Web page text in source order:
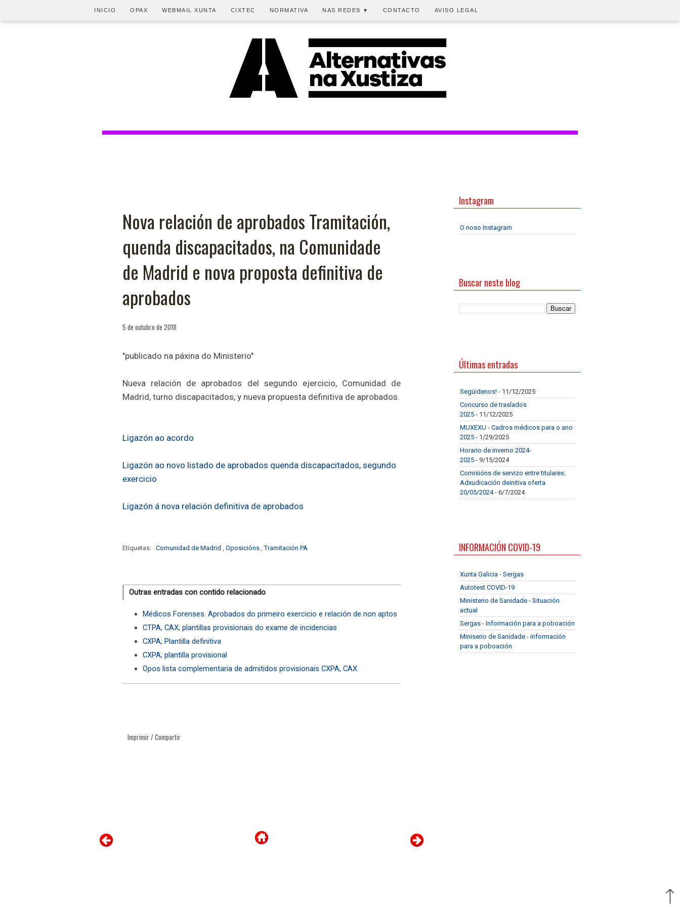
INICIO OPAX WEBMAIL XUNTA CIXTEC NORMATIVA NAS REDES ▼ CONTACTO AVISO LEGAL
Nova relación de aprobados Tramitación,
quenda discapacitados, na Comunidade
de Madrid e nova proposta definitiva de
aprobados
5 de outubro de 2018
"publicado na páxina do Ministerio"
Nueva relación de aprobados del segundo ejercicio, Comunidad de
Madrid, turno discapacitados, y nueva propuesta definitiva de aprobados.
Ligazón ao acordo
Ligazón ao novo listado de aprobados quenda discapacitados, segundo
exercicio
Ligazón á nova relación definitiva de aprobados
Etiquetas: Comunidad de Madrid , Oposicións ,Tramitación PA
Outras entradas con contido relacionado
Médicos Forenses. Aprobados do primeiro exercicio e relación de non aptos
CTPA, CAX; plantillas provisionais do exame de incidencias
CXPA; Plantilla definitiva
CXPA; plantilla provisional
Opos lista complementaria de admitidos provisionais CXPA, CAX
Imprimir / Compartir
Instagram
O noso Instagram
Buscar neste blog
Últimas entradas
Segúidenos! - 11/12/2025
Concurso de traslados
2025 - 11/12/2025
MUXEXU - Cadros médicos para o ano
2025 - 1/29/2025
Horario de inverno 2024-
2025 - 9/15/2024
Comisións de servizo entre titulares.
Adxudicación deinitiva oferta
20/05/2024- 6/7/2024
INFORMACIÓN COVID-19
Xunta Galicia - Sergas
Autotest COVID-19
Ministerio de Sanidade - Situación
actual
Sergas - Información para a poboación
Miniserio de Sanidade - información
para a poboación